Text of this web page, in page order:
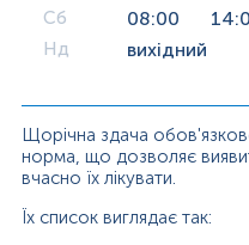
Сб 08:00
Нд вихідний
Щорічна здача
норма, що дозволяє
вчасно їх лікувати.
Їх список виглядає так: